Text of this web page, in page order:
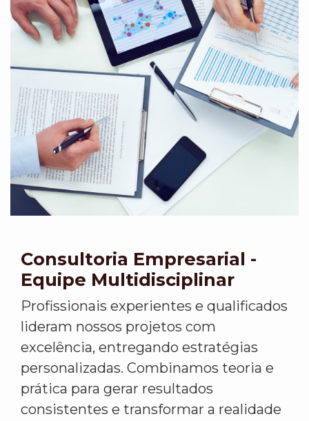
Consultoria Empresarial -
Equipe Multidisciplinar
Profissionais experientes e qualificados
lideram nossos projetos com
excelência, entregando estratégias
personalizadas. Combinamos teoria e
prática para gerar resultados
consistentes e transformar a realidade